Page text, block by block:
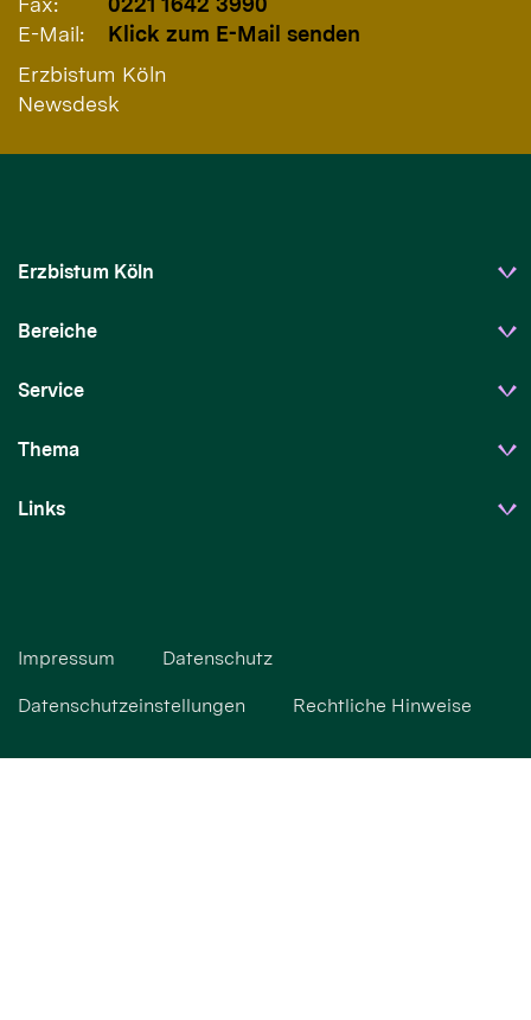
E-Mail:
Klick zum E-Mail senden
Erzbistum Köln
Newsdesk
Erzbistum Köln
Bereiche
Service
Thema
Links
Impressum Datenschutz
Datenschutzeinstellungen Rechtliche Hinweise